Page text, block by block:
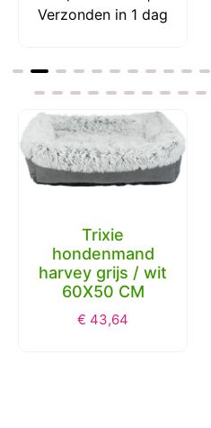
Verzonden in 1 dag
Trixie
hondenmand
harvey grijs / wit
60X50 CM
€ 43,64